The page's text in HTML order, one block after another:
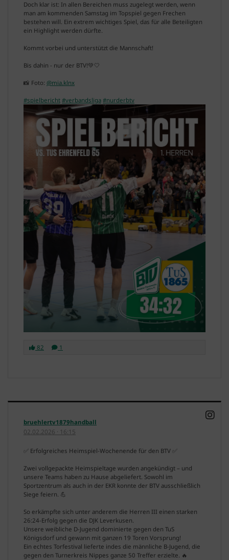
Doch klar ist: In allen Bereichen muss zugelegt werden, wenn
man am kommenden Samstag im Topspiel gegen Frechen
bestehen will. Ein extrem wichtiges Spiel, das für alle Beteiligten
ein Highlight werden dürfte.
Kommt vorbei und unterstützt die Mannschaft!
Bis dahin - nur der BTV!💚🤍
📸 Foto: @mia.klnx
#spielbericht #verbandsliga #nurderbtv
82 1
bruehlertv1879handball
02.02.2026 · 16:15
✅ Erfolgreiches Heimspiel-Wochenende für den BTV ✅
Zwei vollgepackte Heimspieltage wurden angekündigt – und
unsere Teams haben zu Hause abgeliefert. Sowohl im
Sportzentrum als auch in der EKR konnte der BTV ausschließlich
Siege feiern. 💪
So erkämpfte sich unter anderem die Herren III einen starken
26:24-Erfolg gegen die DJK Leverkusen.
Unsere weibliche D-Jugend dominierte gegen den TuS
Königsdorf und gewann mit ganzen 19 Toren Vorsprung!
Ein echtes Torfestival lieferte indes die männliche B-Jugend, die
gegen den Turnerkreis Nippes ganze 50 Treffer erzielte. 🔥